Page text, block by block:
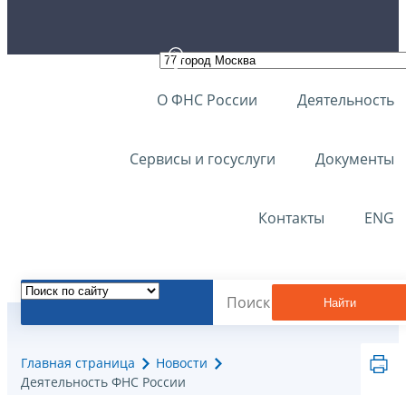
О ФНС России Деятельность
Сервисы и госуслуги Документы
Контакты ENG
Найти
Главная страница
Новости
Деятельность ФНС России